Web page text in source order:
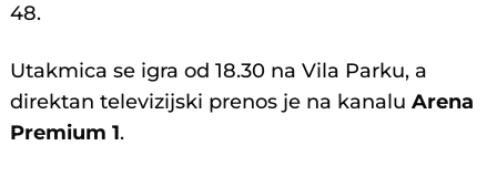
48.
Utakmica se igra od 18.30 na Vila Parku, a
direktan televizijski prenos je na kanaluArena
Premium 1.